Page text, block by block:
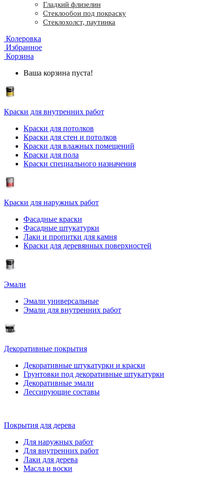
Гладкий флизелин
Стеклообои под покраску
Стеклохолст, паутинка
Колеровка
Избранное
Корзина
Ваша корзина пуста!
Краски для внутренних работ
Краски для потолков
Краски для стен и потолков
Краски для влажных помещений
Краски для пола
Краски специального назначения
Краски для наружных работ
Фасадные краски
Фасадные штукатурки
Лаки и пропитки для камня
Краски для деревянных поверхностей
Эмали
Эмали универсальные
Эмали для внутренних работ
Декоративные покрытия
Декоративные штукатурки и краски
Грунтовки под декоративные штукатурки
Декоративные эмали
Лессирующие составы
Покрытия для дерева
Для наружных работ
Для внутренних работ
Лаки для дерева
Масла и воски